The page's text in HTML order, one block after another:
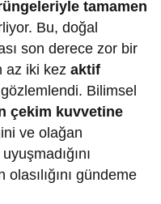
tamamen
Bu, doğal
son derece zor bir
az iki kezaktif
gözlemlendi. Bilimsel
çekim kuvvetine
ve olağan
gündeme